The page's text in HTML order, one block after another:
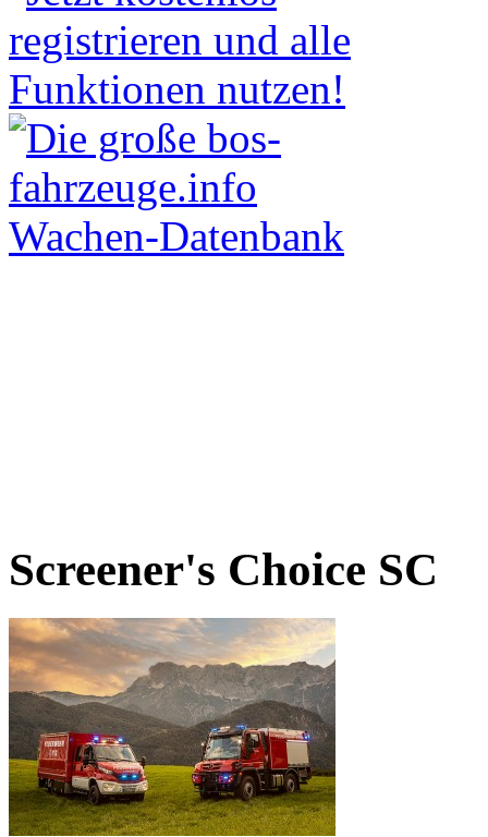
Screener's Choice SC